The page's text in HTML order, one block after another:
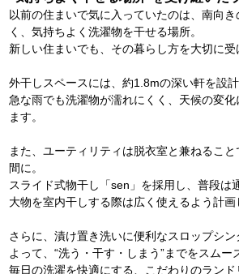
以前の住まいで気に入っていたのは、南向
く、気持ちよく洗濯物を干せる場所。
新しい住まいでも、その暮らし方を大切に受
外干しスペースには、約1.8mの深い軒を設計
急な雨でも洗濯物が濡れにくく、天候の変化
ます。
また、ユーティリティは脱衣室と兼ねるこ
間に。
スライド式物干し「sen」を採用し、普段は
大物を室内干しする際は広く使えるよう計画
さらに、漬け置き洗いに便利なスロップシ
よって、“洗う・干す・しまう”までをスムー
毎日の洗濯を快適にする、こだわりのランド